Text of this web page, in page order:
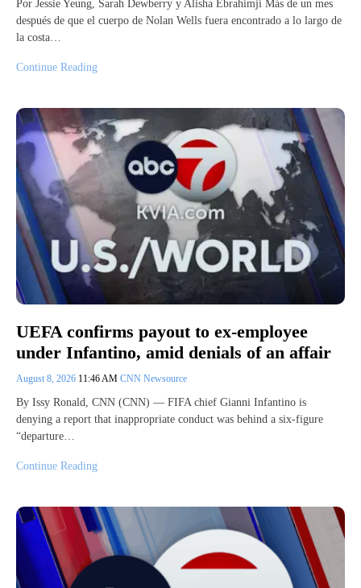
Por Jessie Yeung, Sarah Dewberry y Alisha Ebrahimji Más de un mes
después de que el cuerpo de Nolan Wells fuera encontrado a lo largo de
la costa…
Continue Reading
UEFA confirms payout to ex-employee
under Infantino, amid denials of an affair
August 8, 2026 11:46 AM CNN Newsource
By Issy Ronald, CNN (CNN) — FIFA chief Gianni Infantino is
denying a report that inappropriate conduct was behind a six-figure
“departure…
Continue Reading